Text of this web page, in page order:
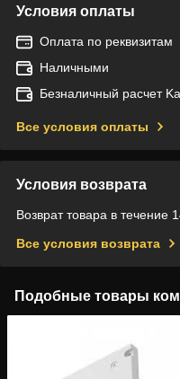
Условия оплаты
Оплата по реквизитам
Наличными
Безналичный расчет
Все условия оплаты
Условия возврата
Возврат товара в течение
Все условия возврата
Подобные товары